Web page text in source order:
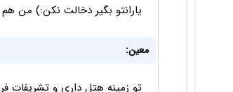
يارانتو بگير دخالت نكن:) من هم
معین: